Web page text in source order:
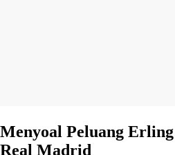
Menyoal Peluang
Real Madrid